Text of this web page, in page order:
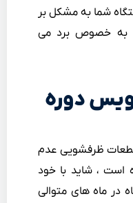
شما به مشکل بر
به خصوص برد می
دوره
قطعات ظرفشویی عدم
است ، شاید با خود
در ماه های متوالی